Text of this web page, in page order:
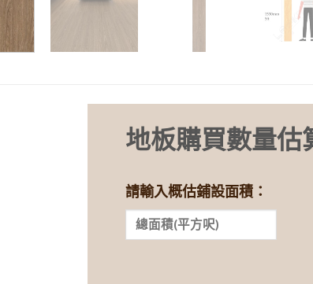
地板購買數量估
請輸入概估鋪設面積：